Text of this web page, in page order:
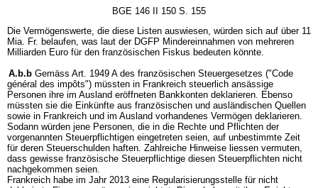
BGE 146 II 150 S. 155
Die Vermögenswerte, die diese Listen auswiesen, würden sich auf über 11
Mia. Fr. belaufen, was laut der DGFP Mindereinnahmen von mehreren
Milliarden Euro für den französischen Fiskus bedeuten könnte.
A.b.b Gemäss Art. 1949 A des französischen Steuergesetzes ("Code
général des impôts") müssten in Frankreich steuerlich ansässige
Personen ihre im Ausland eröffneten Bankkonten deklarieren. Ebenso
müssten sie die Einkünfte aus französischen und ausländischen Quellen
sowie in Frankreich und im Ausland vorhandenes Vermögen deklarieren.
Sodann würden jene Personen, die in die Rechte und Pflichten der
vorgenannten Steuerpflichtigen eingetreten seien, auf unbestimmte Zeit
für deren Steuerschulden haften. Zahlreiche Hinweise liessen vermuten,
dass gewisse französische Steuerpflichtige diesen Steuerpflichten nicht
nachgekommen seien.
Frankreich habe im Jahr 2013 eine Regularisierungsstelle für nicht